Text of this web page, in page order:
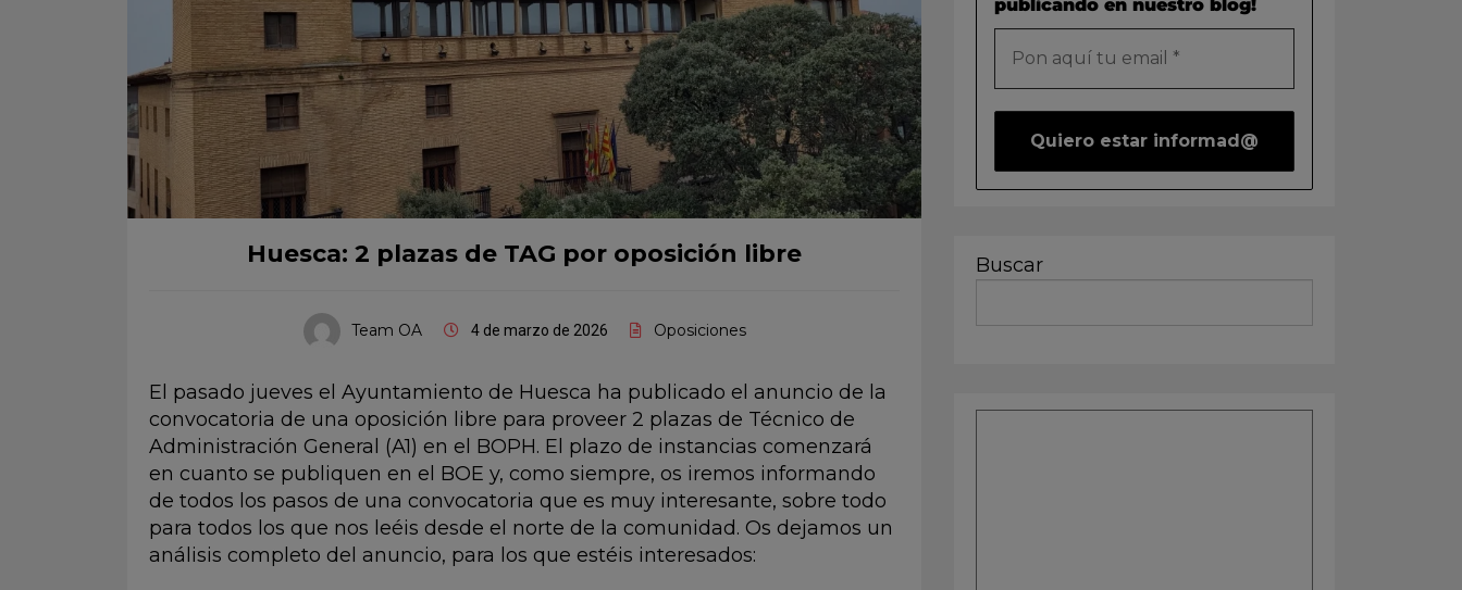
Huesca: 2 plazas de TAG por oposición libre
Team OA 4 de marzo de 2026 Oposiciones
El pasado jueves el Ayuntamiento de Huesca ha publicado el anuncio de la
convocatoria de una oposición libre para proveer 2 plazas de Técnico de
Administración General (A1) en el BOPH. El plazo de instancias comenzará
en cuanto se publiquen en el BOE y, como siempre, os iremos informando
de todos los pasos de una convocatoria que es muy interesante, sobre todo
para todos los que nos leéis desde el norte de la comunidad. Os dejamos un
análisis completo del anuncio, para los que estéis interesados:
publicando en nuestro blog!
Buscar